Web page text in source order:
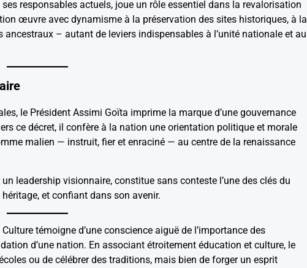
responsables actuels, joue un rôle essentiel dans la revalorisation
œuvre avec dynamisme à la préservation des sites historiques, à la
– autant de leviers indispensables à l’unité nationale et au
le Président Assimi Goïta imprime la marque d’une gouvernance
ce décret, il confère à la nation une orientation politique et morale
malien — instruit, fier et enraciné — au centre de la renaissance
leadership visionnaire, constitue sans conteste l’une des clés du
et confiant dans son avenir.
témoigne d’une conscience aiguë de l’importance des
d’une nation. En associant étroitement éducation et culture, le
ou de célébrer des traditions, mais bien de forger un esprit